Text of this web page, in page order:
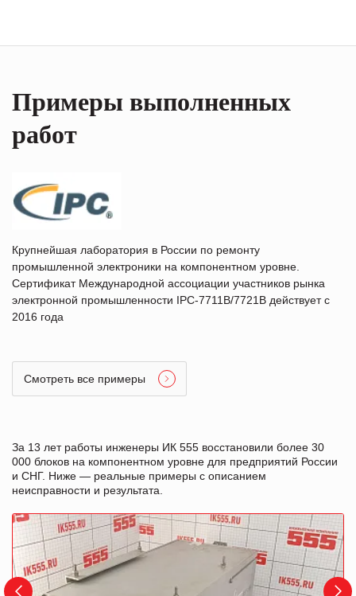
Примеры выполненных
работ
Крупнейшая лаборатория в России по ремонту
промышленной электроники на компонентном уровне.
Сертификат Международной ассоциации участников рынка
электронной промышленности IPC-7711B/7721B действует с
2016 года
Смотреть все примеры
За 13 лет работы инженеры ИК 555 восстановили более 30
000 блоков на компонентном уровне для предприятий России
и СНГ. Ниже — реальные примеры с описанием
неисправности и результата.